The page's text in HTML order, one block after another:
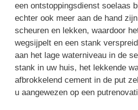
een ontstoppingsdienst soelaas
echter ook meer aan de hand
scheuren en lekken, waardoor
wegsijpelt en een stank
aan het lage waterniveau in de
stank in uw huis, het lekkende
afbrokkelend cement in de put
u aangewezen op een